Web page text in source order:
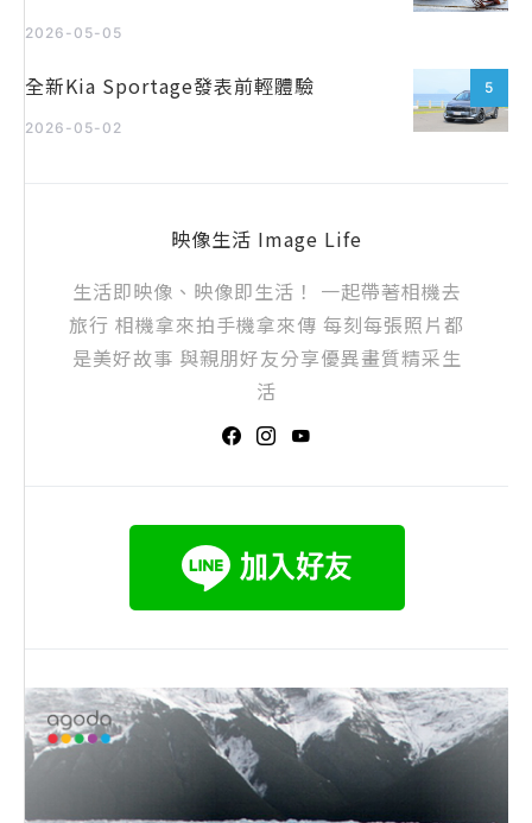
2026-05-05
5
全新Kia Sportage發表前輕體驗
2026-05-02
映像生活 Image Life
生活即映像、映像即生活！ 一起帶著相機去
旅行 相機拿來拍手機拿來傳 每刻每張照片都
是美好故事 與親朋好友分享優異畫質精采生
活